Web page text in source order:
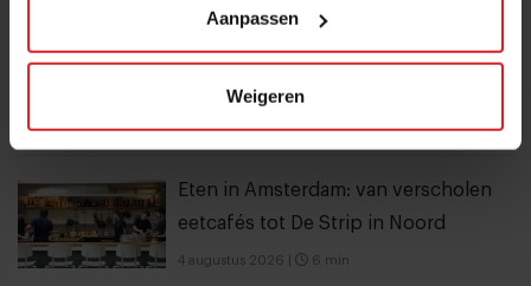
Aanpassen
Weigeren
Mijn favo influencer gaat naar Japan,
Eten in Amsterdam: van verscholen
eetcafés tot De Strip in Noord
4 augustus 2026 6 min